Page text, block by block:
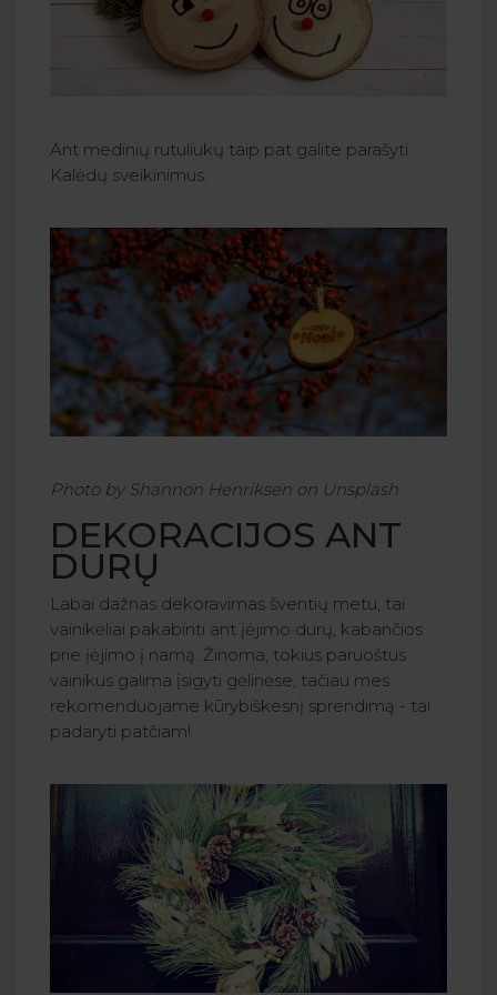
Ant medinių rutuliukų taip pat galite parašyti
Kalėdų sveikinimus.
Photo by Shannon Henriksen on Unsplash
DEKORACIJOS ANT
DURŲ
Labai dažnas dekoravimas šventių metu, tai
vainikėliai pakabinti ant įėjimo durų, kabančios
prie įėjimo į namą. Žinoma, tokius paruoštus
vainikus galima įsigyti gėlinėse, tačiau mes
rekomenduojame kūrybiškesnį sprendimą - tai
padaryti patčiam!